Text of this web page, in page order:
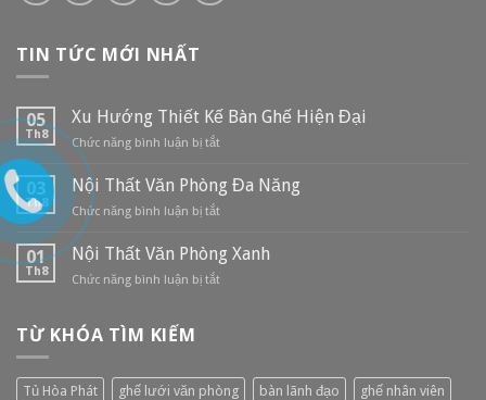
TIN TỨC MỚI NHẤT
05
Th8
Xu Hướng Thiết Kế Bàn Ghế Hiện Đại
Chức năng bình luận bị tắt
Hướng
Thiết
Ghế
Th8
Nội Thất Văn Phòng Đa Năng
Chức năng bình luận bị tắt
Thất
Văn
01
Th8
Nội Thất Văn Phòng Xanh
Chức năng bình luận bị tắt
TỪ KHÓA TÌM KIẾM
Tủ Hòa Phát ghế lưới văn phòng bàn lãnh đạo ghế nhân viên